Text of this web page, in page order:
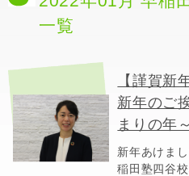
一覧
【謹賀新
新年のご
まりの年～
新年あけま
稲田塾四谷